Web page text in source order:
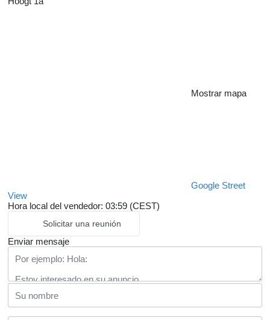
Mostrar mapa
Google Street
View
Hora local del vendedor: 03:59 (CEST)
Solicitar una reunión
Enviar mensaje